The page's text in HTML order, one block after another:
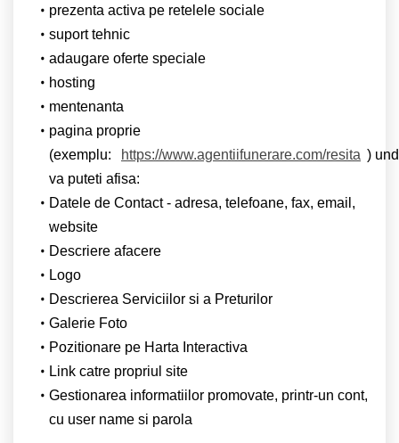
prezenta activa pe retelele sociale
suport tehnic
adaugare oferte speciale
hosting
mentenanta
pagina proprie
(exemplu:
https://www.agentiifunerare.com/resita )
va puteti afisa:
Datele de Contact - adresa, telefoane, fax, email,
website
Descriere afacere
Logo
Descrierea Serviciilor si a Preturilor
Galerie Foto
Pozitionare pe Harta Interactiva
Link catre propriul site
Gestionarea informatiilor promovate, printr-un cont,
cu user name si parola